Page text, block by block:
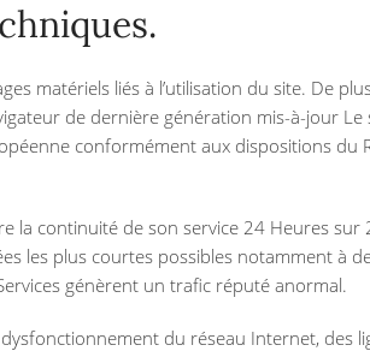
matériels liés à l’utilisation du site. De
de dernière génération mis-à-jour Le
conformément aux dispositions du
la continuité de son service 24 Heures
les plus courtes possibles notamment à
génèrent un trafic réputé anormal.
du réseau Internet, des